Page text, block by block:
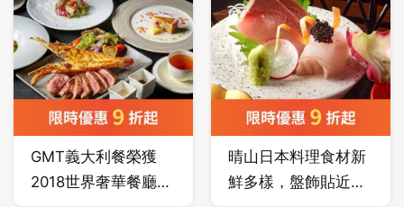
主廚，以獨到精湛手
藝，推出系列經典牛
排餐點，及散發濃厚
異國風情的義大利
麵。
GMT義大利餐榮獲
2018世界奢華餐廳大
晴山日本料理食材新
鮮多樣，盤飾貼近自